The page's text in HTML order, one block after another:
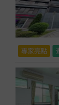
專家亮點